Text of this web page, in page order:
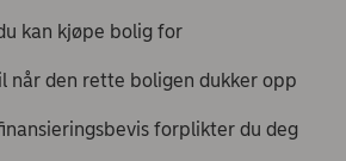
kan kjøpe bolig for
når den rette boligen dukker opp
forplikter du deg